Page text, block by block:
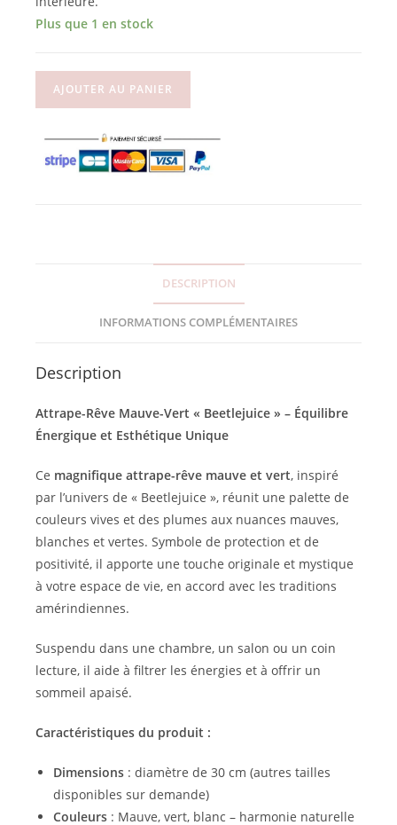
Plus que 1 en stock
AJOUTER AU PANIER
DESCRIPTION
INFORMATIONS COMPLÉMENTAIRES
Description
Attrape-Rêve Mauve-Vert « Beetlejuice » – Équilibre
Énergique et Esthétique Unique
Ce magnifique attrape-rêve mauve et vert, inspiré
par l’univers de « Beetlejuice », réunit une palette de
couleurs vives et des plumes aux nuances mauves,
blanches et vertes. Symbole de protection et de
positivité, il apporte une touche originale et mystique
à votre espace de vie, en accord avec les traditions
amérindiennes.
Suspendu dans une chambre, un salon ou un coin
lecture, il aide à filtrer les énergies et à offrir un
sommeil apaisé.
Caractéristiques du produit :
Dimensions : diamètre de 30 cm (autres tailles
disponibles sur demande)
Couleurs : Mauve, vert, blanc – harmonie naturelle